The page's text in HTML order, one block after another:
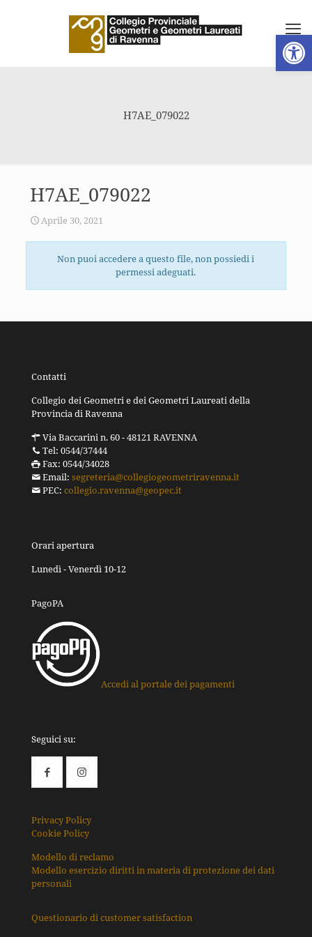
Apri
H7AE_079022
H7AE_079022
Aprile 30, 2021
Non puoi accedere a questo file, non possiedi i
permessi adeguati.
Contatti
Collegio dei Geometri e dei Geometri Laureati della
Provincia di Ravenna
Via Baccarini n. 60 - 48121 RAVENNA
Tel: 0544/37444
Fax: 0544/34028
Email: segreteria@collegiogeometriravenna.it
PEC: collegio.ravenna@geopec.it
Orari apertura
Lunedì - Venerdì 10-12
PagoPA
Accedi al portale dei pagamenti
Seguici su:
Privacy Policy
Cookie Policy
Modello di reclamo
Modello esercizio diritti in materia di protezione dei dati
personali
Questionario di customer satisfaction